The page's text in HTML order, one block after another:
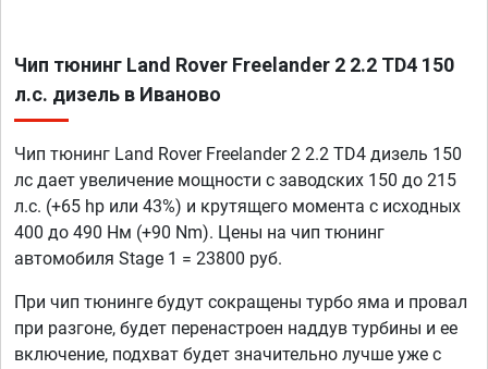
Чип тюнинг Land Rover Freelander 2 2.2 TD4 150
л.с. дизель в Иваново
Чип тюнинг Land Rover Freelander 2 2.2 TD4 дизель 150
лс дает увеличение мощности с заводских 150 до 215
л.с. (+65 hp или 43%) и крутящего момента с исходных
400 до 490 Нм (+90 Nm). Цены на чип тюнинг
автомобиля Stage 1 = 23800 руб.
При чип тюнинге будут сокращены турбо яма и провал
при разгоне, будет перенастроен наддув турбины и ее
включение, подхват будет значительно лучше уже с